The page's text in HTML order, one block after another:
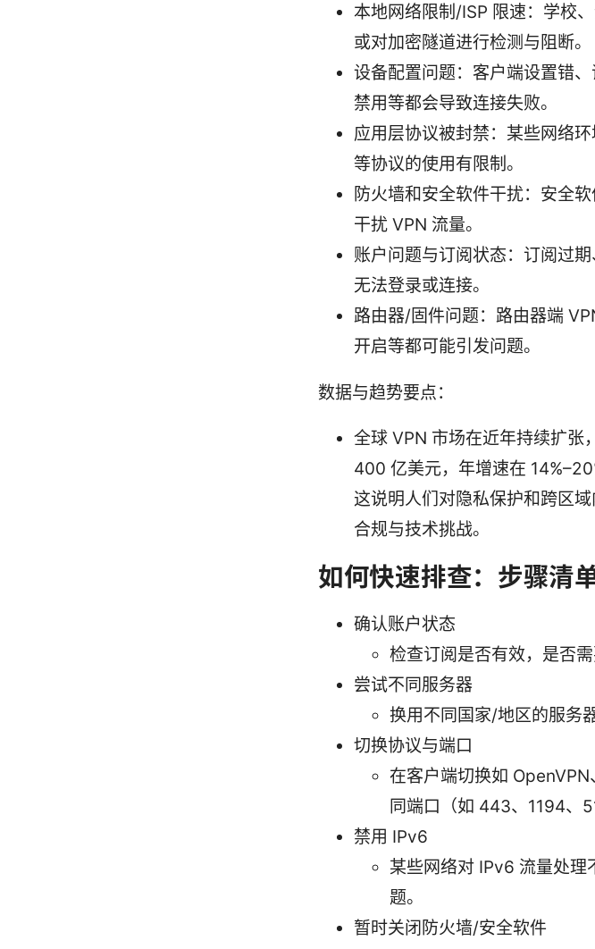
本地网络限制/ISP 限速：学校
或对加密隧道进行检测与阻断。
设备配置问题：客户端设置错
禁用等都会导致连接失败。
应用层协议被封禁：某些网络
等协议的使用有限制。
防火墙和安全软件干扰：安全
干扰 VPN 流量。
账户问题与订阅状态：订阅过
无法登录或连接。
路由器/固件问题：路由器端
开启等都可能引发问题。
数据与趋势要点：
全球 VPN 市场在近年持续扩
400 亿美元，年增速在
这说明人们对隐私保护和跨区
合规与技术挑战。
如何快速排查：步骤清
确认账户状态
检查订阅是否有效，是否
尝试不同服务器
换用不同国家/地区的服务
切换协议与端口
在客户端切换如
同端口（如 443、1194、
禁用 IPv6
某些网络对 IPv6 流量处理
题。
暂时关闭防火墙/安全软件